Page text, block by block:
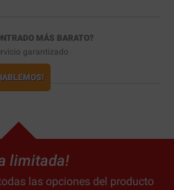
MÁS BARATO?
garantizado
limitada!
las opciones del producto